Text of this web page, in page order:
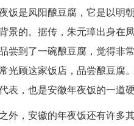
饭是凤阳酿豆腐，它是以明
景的。据传，朱元璋出身在
尝到了一碗酿豆腐，觉得非
光顾这家饭店，品尝酿豆腐
表，也是安徽年夜饭的一道硬
外，安徽的年夜饭还有许多